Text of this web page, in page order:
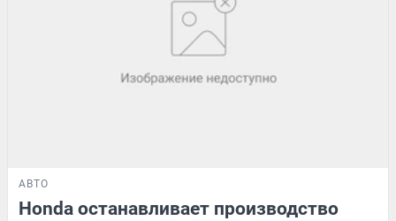
АВТО
Honda останавливает производство